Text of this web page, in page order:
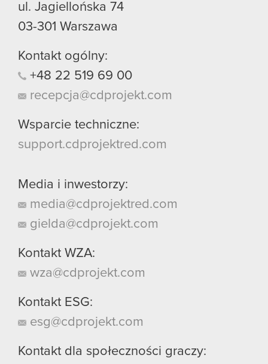
ul. Jagiellońska 74
03-301 Warszawa
Kontakt ogólny:
+48 22 519 69 00
recepcja@cdprojekt.com
Wsparcie techniczne:
support.cdprojektred.com
Media i inwestorzy:
media@cdprojektred.com
gielda@cdprojekt.com
Kontakt WZA:
wza@cdprojekt.com
Kontakt ESG:
esg@cdprojekt.com
Kontakt dla społeczności graczy: